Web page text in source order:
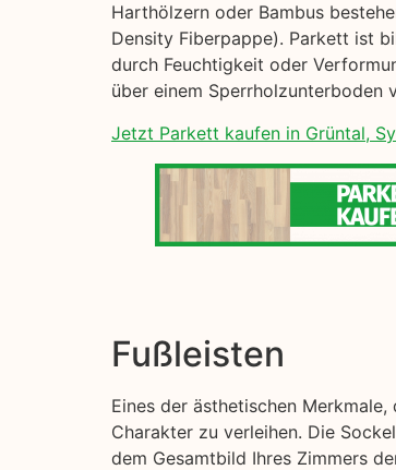
Harthölzern oder Bambus
Density Fiberpappe). Parkett ist
durch Feuchtigkeit oder
über einem Sperrholzunterboden
Jetzt Parkett kaufen in Grüntal,
Fußleisten
Eines der ästhetischen
Charakter zu verleihen. Die
dem Gesamtbild Ihres Zimmers